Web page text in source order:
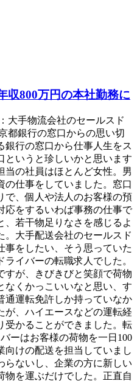
収800万円の本社勤務に
大手物流会社のセールスド
都銀行の窓口からの思い切
銀行の窓口から仕事人生をス
というと珍しいかと思います
当の社員はほとんど女性。男
の仕事をしていました。窓口
で、個人や法人のお客様の預
応をするいわば事務の仕事で
、若干物足りなさを感じるよ
。大手配送会社のセールスド
事をしたい、そう思っていた
イバーの転職求人でした。
すが、きびきびと笑顔で荷物
なくかっこいいなと思い、す
通運転免許しか持っていなか
が、ハイエースなどの運転経
受かることができました。転
ーはお客様の荷物を一日100
向けの配送を担当していまし
らないし、企業の方に新しい
物を運ぶだけでした。正直自